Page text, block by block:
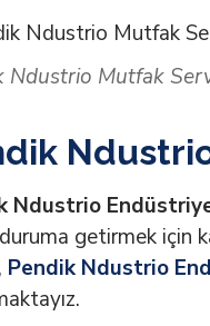
Ndustrio Mutfak
Ndustrio
duruma getirmek için
Pendik Ndustrio